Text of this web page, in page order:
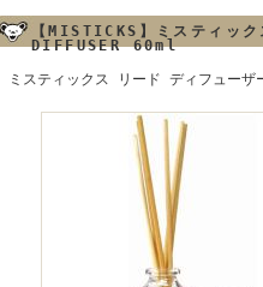
【MISTICKS】ミスティッ
DIFFUSER 60ml
ミスティックス リード ディフュー